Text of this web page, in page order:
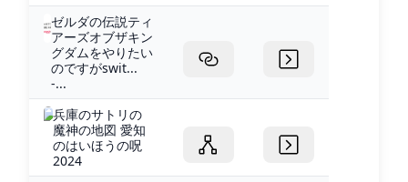
ゼルダの伝説ティ
アーズオブザキン
グダムをやりたい
のですがswit...
-...
兵庫のサトリの
魔神の地図 愛知
のはいほうの呪
2024